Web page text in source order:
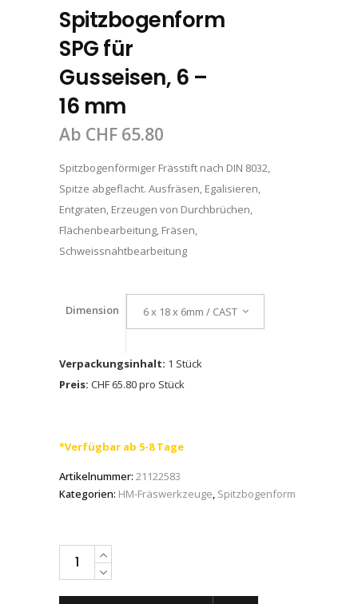
Spitzbogenform
SPG für
Gusseisen, 6 –
16 mm
Ab CHF 65.80
Spitzbogenförmiger Frässtift nach DIN 8032,
Spitze abgeflacht. Ausfräsen, Egalisieren,
Entgraten, Erzeugen von Durchbrüchen,
Flächenbearbeitung, Fräsen,
Schweissnahtbearbeitung
Dimension 6 x 18 x 6mm / CAST
Verpackungsinhalt: 1 Stück
Preis: CHF 65.80 pro Stück
*Verfügbar ab 5-8 Tage
Artikelnummer: 21122583
Kategorien: HM-Fräswerkzeuge, Spitzbogenform
PFERD
Frässtifte